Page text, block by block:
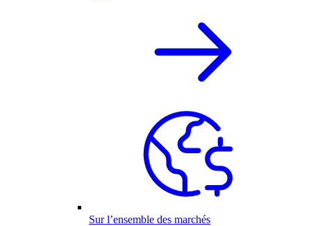
Sur l’ensemble des marchés